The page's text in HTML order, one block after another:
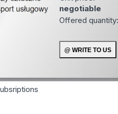
negotiable
Offered